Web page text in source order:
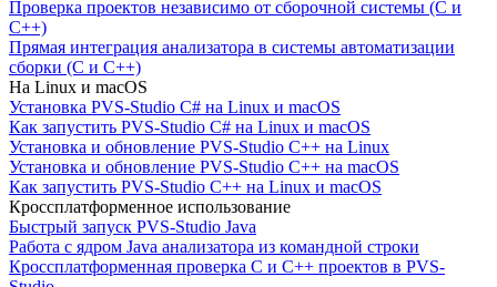
Проверка проектов независимо от сборочной системы (C и
C++)
Прямая интеграция анализатора в системы автоматизации
сборки (C и C++)
На Linux и macOS
Установка PVS-Studio C# на Linux и macOS
Как запустить PVS-Studio C# на Linux и macOS
Установка и обновление PVS-Studio C++ на Linux
Установка и обновление PVS-Studio C++ на macOS
Как запустить PVS-Studio C++ на Linux и macOS
Кроссплатформенное использование
Быстрый запуск PVS-Studio Java
Работа с ядром Java анализатора из командной строки
Кроссплатформенная проверка C и C++ проектов в PVS-